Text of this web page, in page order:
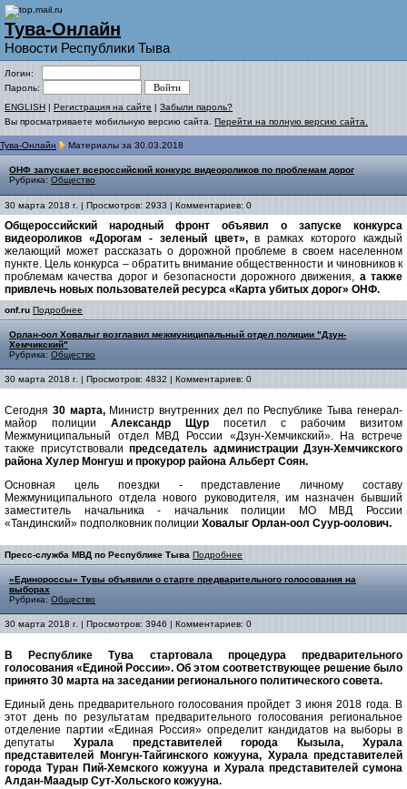
Тува-Онлайн
Новости Республики Тыва
Логин:
Пароль:
ENGLISH | Регистрация на сайте | Забыли пароль?
Вы просматриваете мобильную версию сайта. Перейти на полную версию сайта.
Тува-Онлайн Материалы за 30.03.2018
ОНФ запускает всероссийский конкурс видеороликов по проблемам дорог
Рубрика: Общество
30 марта 2018 г. | Просмотров: 2933 | Комментариев: 0
Общероссийский народный фронт объявил о запуске конкурса
видеороликов «Дорогам - зеленый цвет»,в рамках которого каждый
желающий может рассказать о дорожной проблеме в своем населенном
пункте. Цель конкурса – обратить внимание общественности и чиновников к
проблемам качества дорог и безопасности дорожного движения, а также
привлечь новых пользователей ресурса «Карта убитых дорог» ОНФ.
onf.ru Подробнее
Орлан-оол Ховалыг возглавил межмуниципальный отдел полиции "Дзун-
Хемчикский"
Рубрика: Общество
30 марта 2018 г. | Просмотров: 4832 | Комментариев: 0
Сегодня 30 марта,Министр внутренних дел по Республике Тыва генерал-
майор полиции Александр Щур посетил с рабочим визитом
Межмуниципальный отдел МВД России «Дзун-Хемчикский». На встрече
также присутствовали председатель администрации Дзун-Хемчикского
района Хулер Монгуш и прокурор района Альберт Соян.
Основная цель поездки - представление личному составу
Межмуниципального отдела нового руководителя, им назначен бывший
заместитель начальника - начальник полиции МО МВД России
«Тандинский» подполковник полиции Ховалыг Орлан-оол Суур-оолович.
Пресс-служба МВД по Республике Тыва Подробнее
«Единороссы» Тувы объявили о старте предварительного голосования на
выборах
Рубрика: Общество
30 марта 2018 г. | Просмотров: 3946 | Комментариев: 0
В Республике Тува стартовала процедура предварительного
голосования «Единой России». Об этом соответствующее решение было
принято 30 марта на заседании регионального политического совета.
Единый день предварительного голосования пройдет 3 июня 2018 года. В
этот день по результатам предварительного голосования региональное
отделение партии «Единая Россия» определит кандидатов на выборы в
депутаты Хурала представителей города Кызыла, Хурала
представителей Монгун-Тайгинского кожууна, Хурала представителей
города Туран Пий-Хемского кожууна и Хурала представителей сумона
Алдан-Маадыр Сут-Хольского кожууна.